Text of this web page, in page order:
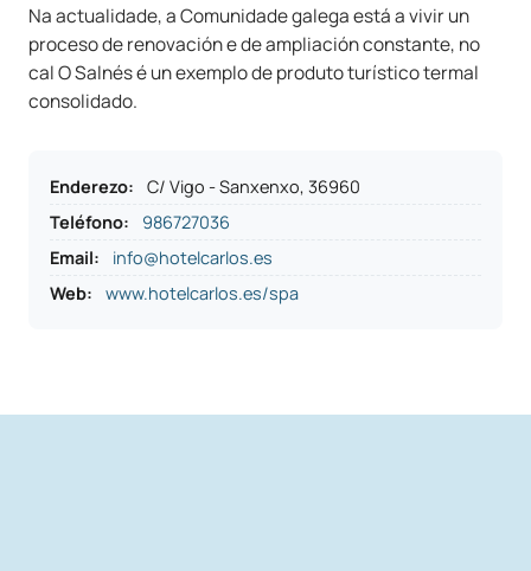
Na actualidade, a Comunidade galega está a vivir un
proceso de renovación e de ampliación constante, no
cal O Salnés é un exemplo de produto turístico termal
consolidado.
Enderezo:
C/ Vigo - Sanxenxo, 36960
Teléfono:
986727036
Email:
info@hotelcarlos.es
Web:
www.hotelcarlos.es/spa